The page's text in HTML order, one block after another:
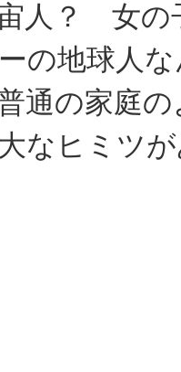
人？ 女の
の地球人
通の家庭
なヒミツ